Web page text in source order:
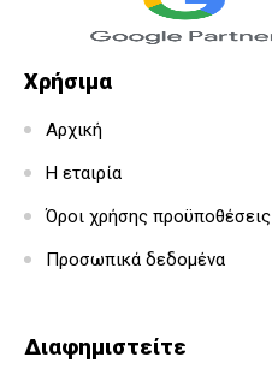
Χρήσιμα
Αρχική
Η εταιρία
Όροι χρήσης προϋποθέσεις
Προσωπικά δεδομένα
Διαφημιστείτε